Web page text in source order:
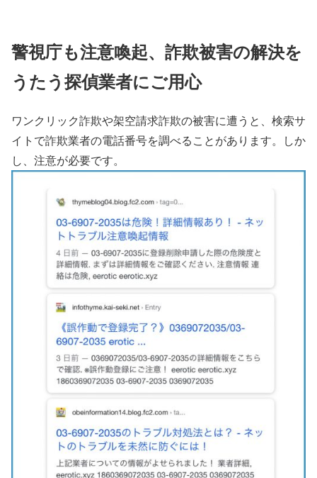
警視庁も注意喚起、詐欺被害の解決を
うたう探偵業者にご用心
ワンクリック詐欺や架空請求詐欺の被害に遭うと、検索サ
イトで詐欺業者の電話番号を調べることがあります。しか
し、注意が必要です。